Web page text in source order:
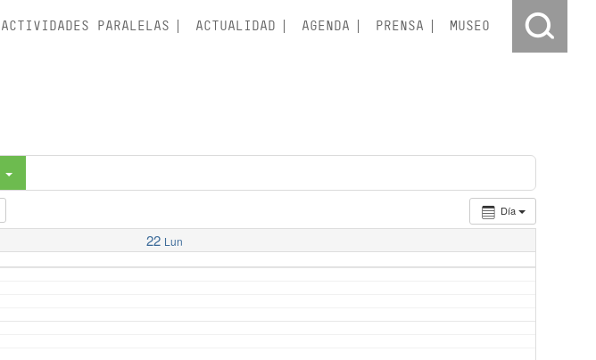
ACTIVIDADES PARALELAS ACTUALIDAD AGENDA PRENSA MUSEO
Día
22 Lun